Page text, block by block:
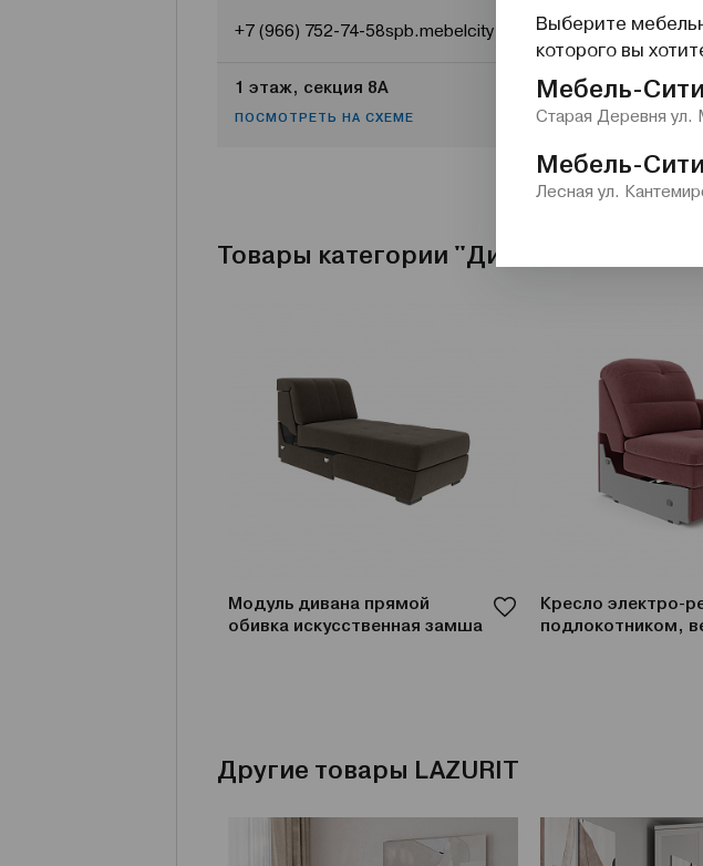
+7 (966) 752-74-58spb.mebelcity1-2@nw.lazurit.com
1 этаж, секция 8А
ПОСМОТРЕТЬ НА СХЕМЕ
Товары категории "Диваны"
Модуль дивана прямой
обивка искусственная замша
Кресло электро-
подлокотником,
Другие товары LAZURIT
Выберите
которого вы
Мебель-Сити
Старая Деревня ул.
Мебель-
Лесная ул.